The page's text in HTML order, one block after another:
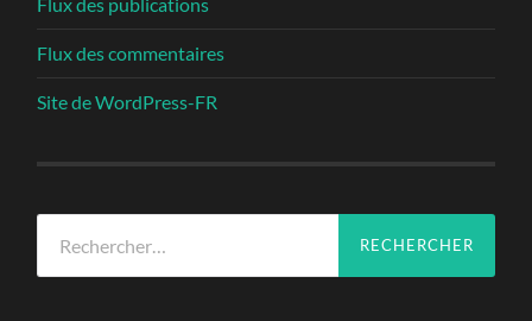
Flux des commentaires
Site de WordPress-FR